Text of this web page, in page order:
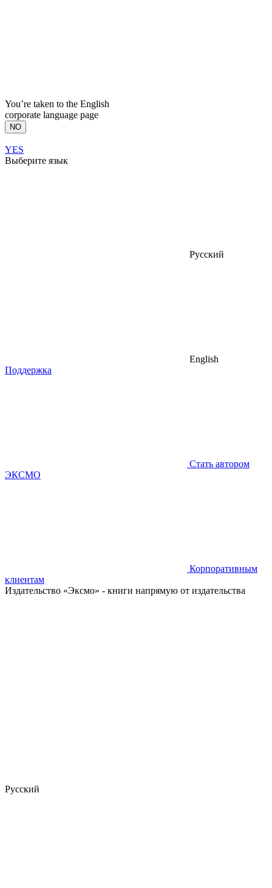
You’re taken to the English
corporate language page
NO
YES
Выберите язык
Русский
English
Поддержка
Стать автором
ЭКСМО
Корпоративным
клиентам
Издательство «Эксмо» - книги напрямую от издательства
Русский